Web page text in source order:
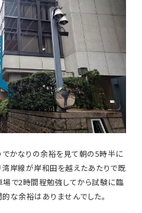
かなりの余裕を見て朝の5時半に
岸線が岸和田を越えたあたりで既
場で2時間程勉強してから試験に臨
な余裕はありませんでした。